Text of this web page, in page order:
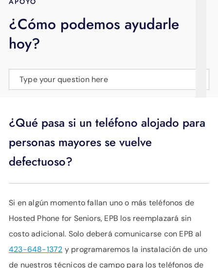
BLOG
APOYO
¿Cómo podemos ayudarle
hoy?
Type your question here
¿Qué pasa si un teléfono alojado para
personas mayores se vuelve
defectuoso?
Si en algún momento fallan uno o más teléfonos de
Hosted Phone for Seniors, EPB los reemplazará sin
costo adicional. Solo deberá comunicarse con EPB al
423-648-1372 y programaremos la instalación de uno
de nuestros técnicos de campo para los teléfonos de